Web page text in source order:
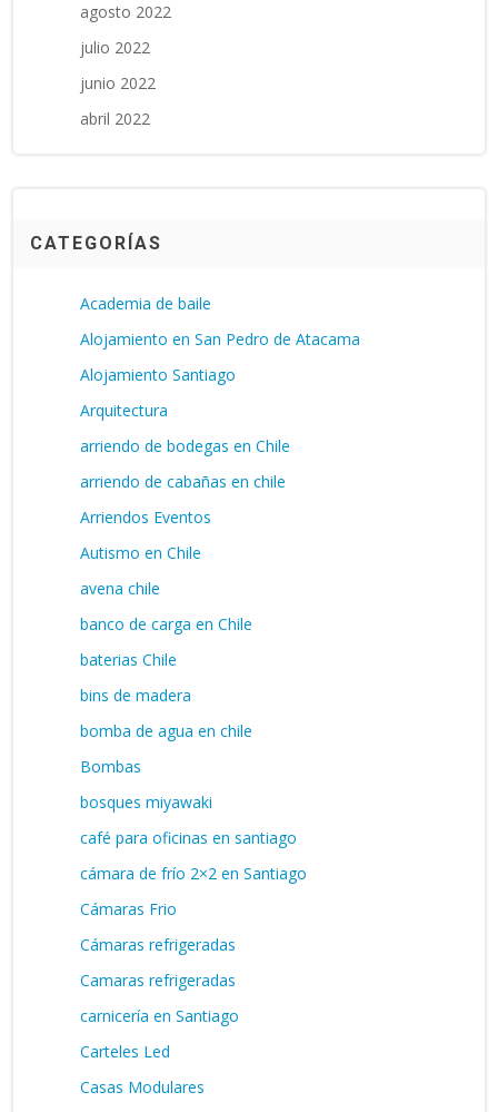
agosto 2022
julio 2022
junio 2022
abril 2022
CATEGORÍAS
Academia de baile
Alojamiento en San Pedro de Atacama
Alojamiento Santiago
Arquitectura
arriendo de bodegas en Chile
arriendo de cabañas en chile
Arriendos Eventos
Autismo en Chile
avena chile
banco de carga en Chile
baterias Chile
bins de madera
bomba de agua en chile
Bombas
bosques miyawaki
café para oficinas en santiago
cámara de frío 2×2 en Santiago
Cámaras Frio
Cámaras refrigeradas
Camaras refrigeradas
carnicería en Santiago
Carteles Led
Casas Modulares